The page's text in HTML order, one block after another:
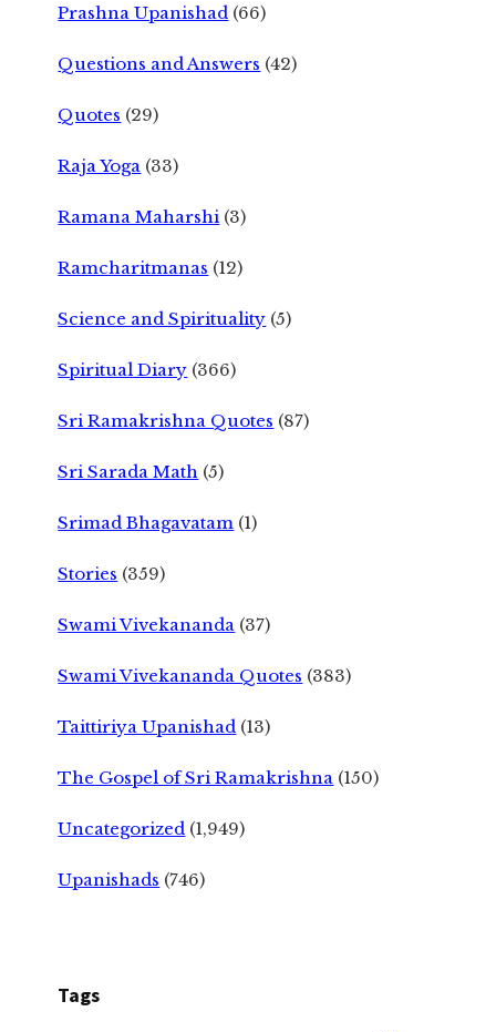
Prashna Upanishad (66)
Questions and Answers (42)
Quotes (29)
Raja Yoga (33)
Ramana Maharshi (3)
Ramcharitmanas (12)
Science and Spirituality (5)
Spiritual Diary (366)
Sri Ramakrishna Quotes (87)
Sri Sarada Math (5)
Srimad Bhagavatam (1)
Stories (359)
Swami Vivekananda (37)
Swami Vivekananda Quotes (383)
Taittiriya Upanishad (13)
The Gospel of Sri Ramakrishna (150)
Uncategorized (1,949)
Upanishads (746)
Tags